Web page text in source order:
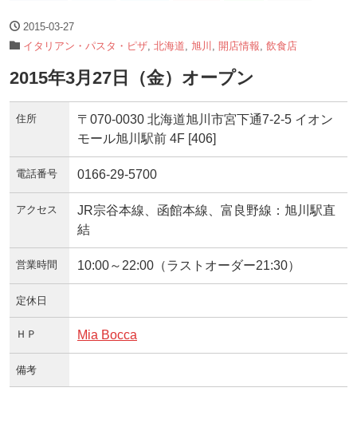
2015-03-27
イタリアン・パスタ・ピザ 北海道 旭川 開店情報 飲食店
2015年3月27日（金）オープン
住所
〒070-0030 北海道旭川市宮下通7-2-5 イオン
モール旭川駅前 4F [406]
電話番号 0166-29-5700
アクセス
JR宗谷本線、函館本線、富良野線：旭川駅直
結
営業時間 10:00～22:00（ラストオーダー21:30）
定休日
ＨＰ Mia Bocca
備考